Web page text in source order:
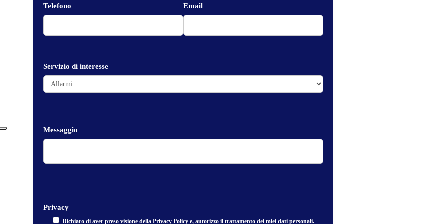
Telefono Email
Servizio di interesse
Messaggio
Privacy
Dichiaro di aver preso visione dellaPrivacy Policy e, autorizzo il trattamento dei miei dati personali.